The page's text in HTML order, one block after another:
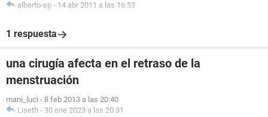
alberto-sp - 14 abr 2011 a las 16:53
1 respuesta
una cirugía afecta en el retraso de la
menstruación
mani_luci - 8 feb 2013 a las 20:40
Liseth - 30 ene 2023 a las 20:31